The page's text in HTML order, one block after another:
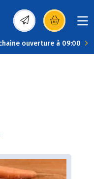
(s’ouvre dans une
ouverture à 09:00